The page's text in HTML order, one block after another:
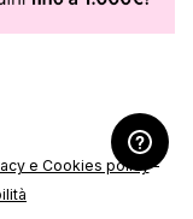
e Cookies policy-